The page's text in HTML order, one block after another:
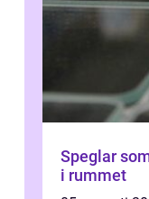
Speglar
i rummet